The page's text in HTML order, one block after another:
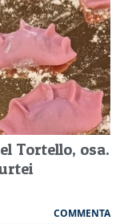
Tortello, osa.
COMMENTA